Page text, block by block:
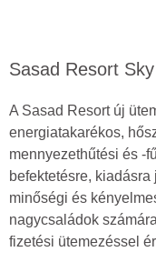
Sasad Resort
A Sasad Resort új
energiatakarékos,
mennyezethűtési és -
befektetésre,
minőségi és
nagycsaládok
fizetési ütemezéssel